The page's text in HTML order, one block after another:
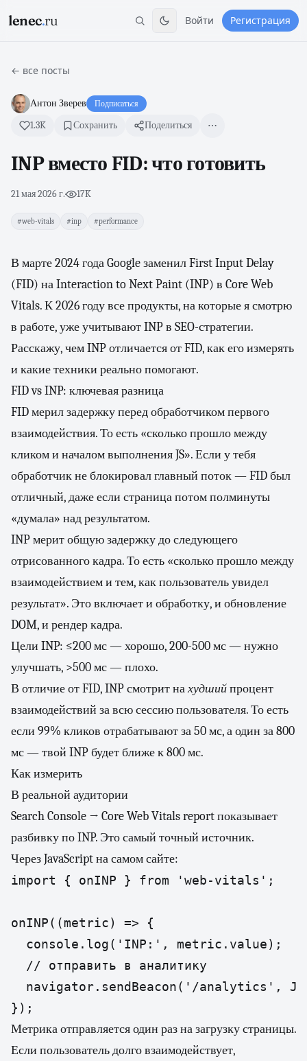
lenec.ru Войти Регистрация
← все посты
Антон Зверев Подписаться
1.3K Сохранить Поделиться
INP вместо FID: что готовить
21 мая 2026 г.· 17K
#web-vitals #inp #performance
В марте 2024 года Google заменил First Input Delay
(FID) на Interaction to Next Paint (INP) в Core Web
Vitals. К 2026 году все продукты, на которые я смотрю
в работе, уже учитывают INP в SEO-стратегии.
Расскажу, чем INP отличается от FID, как его измерять
и какие техники реально помогают.
FID vs INP: ключевая разница
FID мерил задержку перед обработчиком первого
взаимодействия. То есть «сколько прошло между
кликом и началом выполнения JS». Если у тебя
обработчик не блокировал главный поток — FID был
отличный, даже если страница потом полминуты
«думала» над результатом.
INP мерит общую задержку до следующего
отрисованного кадра. То есть «сколько прошло между
взаимодействием и тем, как пользователь увидел
результат». Это включает и обработку, и обновление
DOM, и рендер кадра.
Цели INP: ≤200 мс — хорошо, 200-500 мс — нужно
улучшать, >500 мс — плохо.
В отличие от FID, INP смотрит нахудшийпроцент
взаимодействий за всю сессию пользователя. То есть
если 99% кликов отрабатывают за 50 мс, а один за 800
мс — твой INP будет ближе к 800 мс.
Как измерить
В реальной аудитории
Search Console → Core Web Vitals report показывает
разбивку по INP. Это самый точный источник.
Через JavaScript на самом сайте:
import { onINP } from 'web-vitals';
onINP((metric) => {
  console.log('INP:', metric.value);
  // отправить в аналитику
navigator.sendBeacon('/analytics',
});
Метрика отправляется один раз на загрузку страницы.
Если пользователь долго взаимодействует,